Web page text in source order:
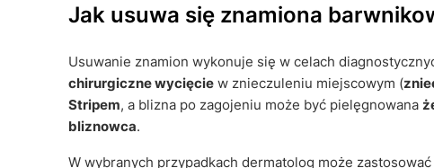
Jak usuwa się znamiona
Usuwanie znamion wykonuje się w celach
chirurgiczne wycięcie w znieczuleniu miejscowym (
Stripem, a blizna po zagojeniu może być pielęgnowana
bliznowca.
W wybranych przypadkach dermatolog może